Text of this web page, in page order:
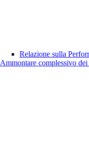
Relazione sulla
Ammontare complessivo dei